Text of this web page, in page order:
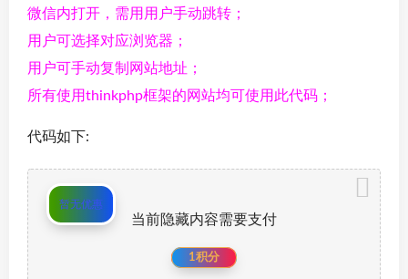
微信内打开，需用用户手动跳转；
用户可选择对应浏览器；
用户可手动复制网站地址；
所有使用thinkphp框架的网站均可使用此代码；
代码如下:
暂无优惠
当前隐藏内容需要支付
1积分